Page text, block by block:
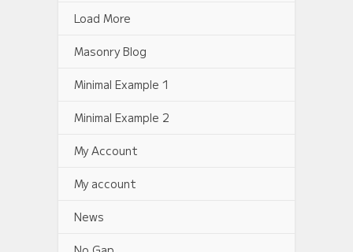
Load More
Masonry Blog
Minimal Example 1
Minimal Example 2
My Account
My account
News